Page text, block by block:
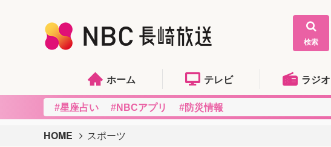
検索
ホーム テレビ ラジオ
#星座占い #NBCアプリ #防災情報
HOME スポーツ